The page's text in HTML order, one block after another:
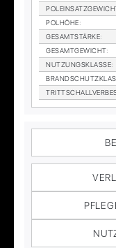
POL­HÖ­HE:
GE­SAMT­STÄR­KE:
GE­SAMT­GE­WICHT:
NUT­ZUNGS­KLAS­SE: